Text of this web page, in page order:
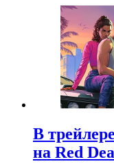
В
на Red